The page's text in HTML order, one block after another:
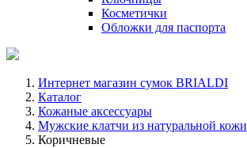
Косметички
Обложки для паспорта
Интернет магазин сумок BRIALDI
Каталог
Кожаные аксессуары
Мужские клатчи из натуральной кожи
Коричневые